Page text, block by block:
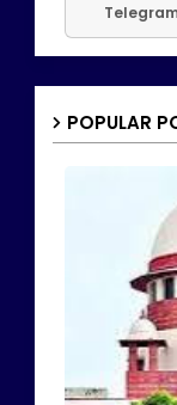
POPULAR